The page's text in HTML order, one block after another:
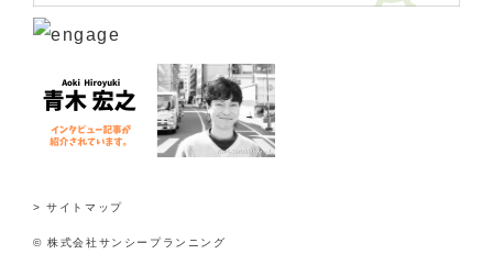
> サイトマップ
© 株式会社サンシープランニング